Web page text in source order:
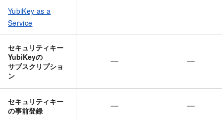
YubiKey as a
Service
セキュリティキー
YubiKeyの
サブスクリプショ
ン
セキュリティキー
の​事前登録